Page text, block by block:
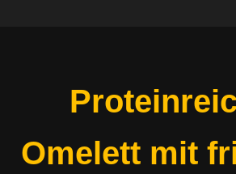
Omelett mit